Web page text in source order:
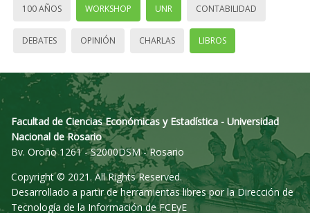
100 AÑOS WORKSHOP UNR CONTABILIDAD
DEBATES OPINIÓN CHARLAS LIBROS
Facultad de Ciencias Económicas y Estadística - Universidad
Nacional de Rosario
Bv. Oroño 1261 - S2000DSM - Rosario
Copyright © 2021. All Rights Reserved.
Desarrollado a partir de herramientas libres por la Dirección de
Tecnología de la Información de FCEyE